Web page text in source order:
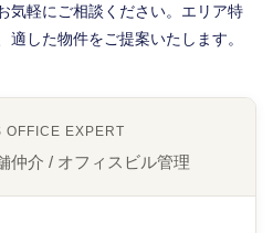
気軽にご相談ください。エリア特
した物件をご提案いたします。
OFFICE EXPERT
仲介 / オフィスビル管理